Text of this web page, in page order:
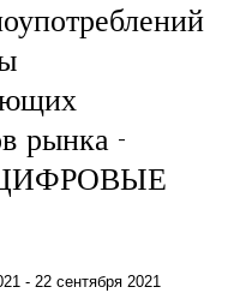
рынка -
- 22 сентября 2021